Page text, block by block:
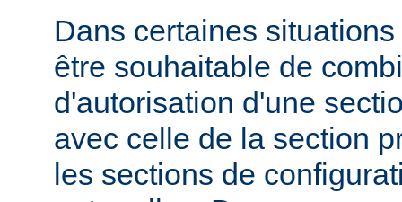
Dans certaines
être souhaitable de
d'autorisation d'une
avec celle de la section
les sections de